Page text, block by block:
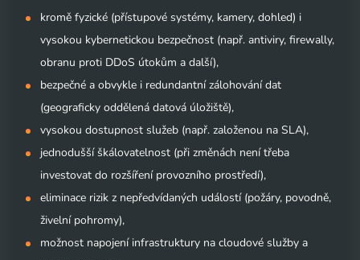
kromě fyzické (přístupové systémy, kamery, dohled) i
vysokou kybernetickou bezpečnost (např. antiviry, firewally,
obranu proti DDoS útokům a další),
bezpečné a obvykle i redundantní zálohování dat
(geograficky oddělená datová úložiště),
vysokou dostupnost služeb (např. založenou na SLA),
jednodušší škálovatelnost (při změnách není třeba
investovat do rozšíření provozního prostředí),
eliminace rizik z nepředvídaných událostí (požáry, povodně,
živelní pohromy),
možnost napojení infrastruktury na cloudové služby a